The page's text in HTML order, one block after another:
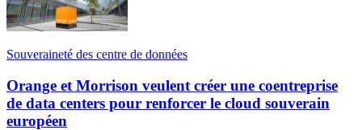
Souveraineté des centre de données
Orange et Morrison veulent créer une coentreprise
de data centers pour renforcer le cloud souverain
européen